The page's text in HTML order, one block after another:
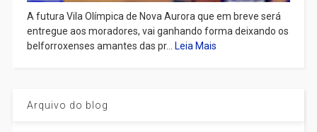
A futura Vila Olímpica de Nova Aurora que em breve será
entregue aos moradores, vai ganhando forma deixando os
belforroxenses amantes das pr...
Leia Mais
Arquivo do blog